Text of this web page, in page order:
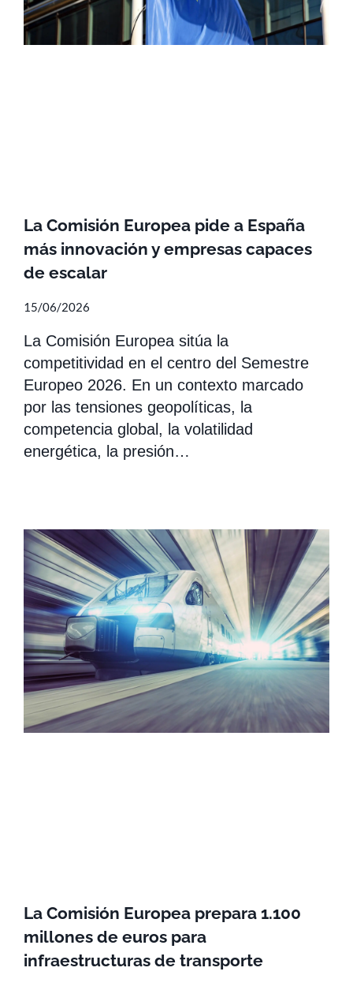
La Comisión Europea pide a España
más innovación y empresas capaces
de escalar
15/06/2026
La Comisión Europea sitúa la
competitividad en el centro del Semestre
Europeo 2026. En un contexto marcado
por las tensiones geopolíticas, la
competencia global, la volatilidad
energética, la presión…
La Comisión Europea prepara 1.100
millones de euros para
infraestructuras de transporte